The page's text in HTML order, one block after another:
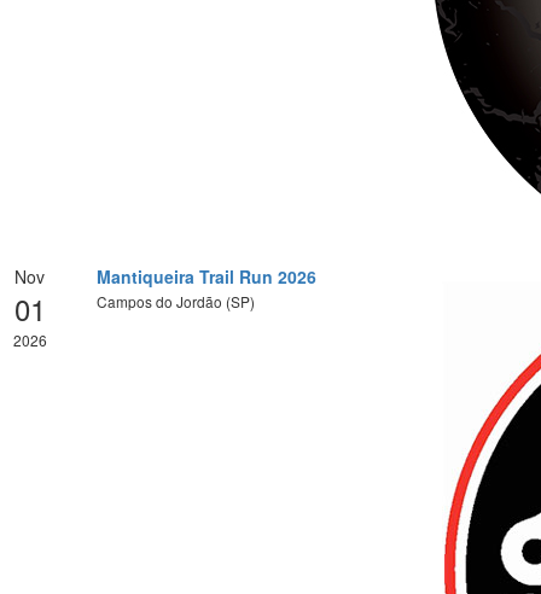
Nov
01
2026
Mantiqueira Trail Run 2026
Campos do Jordão (SP)